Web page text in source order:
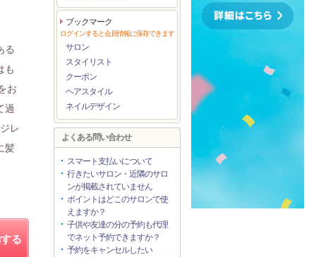
る
も
お
過
レ
髪
る
ブックマーク
ログインすると会員情報に保存できます
サロン
スタイリスト
クーポン
ヘアスタイル
ネイルデザイン
よくある問い合わせ
スマート支払いについて
行きたいサロン・近隣のサロ
ンが掲載されていません
ポイントはどこのサロンで使
えますか？
子供や友達の分の予約も代理
でネット予約できますか？
予約をキャンセルしたい